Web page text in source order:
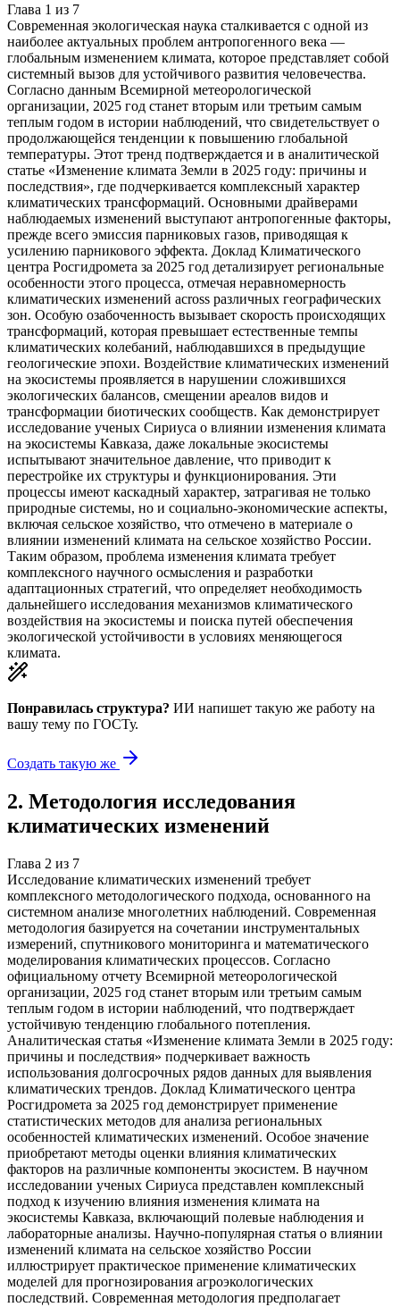
Глава 1 из 7
Современная экологическая наука сталкивается с одной из
наиболее актуальных проблем антропогенного века —
глобальным изменением климата, которое представляет собой
системный вызов для устойчивого развития человечества.
Согласно данным Всемирной метеорологической
организации, 2025 год станет вторым или третьим самым
теплым годом в истории наблюдений, что свидетельствует о
продолжающейся тенденции к повышению глобальной
температуры. Этот тренд подтверждается и в аналитической
статье «Изменение климата Земли в 2025 году: причины и
последствия», где подчеркивается комплексный характер
климатических трансформаций. Основными драйверами
наблюдаемых изменений выступают антропогенные факторы,
прежде всего эмиссия парниковых газов, приводящая к
усилению парникового эффекта. Доклад Климатического
центра Росгидромета за 2025 год детализирует региональные
особенности этого процесса, отмечая неравномерность
климатических изменений across различных географических
зон. Особую озабоченность вызывает скорость происходящих
трансформаций, которая превышает естественные темпы
климатических колебаний, наблюдавшихся в предыдущие
геологические эпохи. Воздействие климатических изменений
на экосистемы проявляется в нарушении сложившихся
экологических балансов, смещении ареалов видов и
трансформации биотических сообществ. Как демонстрирует
исследование ученых Сириуса о влиянии изменения климата
на экосистемы Кавказа, даже локальные экосистемы
испытывают значительное давление, что приводит к
перестройке их структуры и функционирования. Эти
процессы имеют каскадный характер, затрагивая не только
природные системы, но и социально-экономические аспекты,
включая сельское хозяйство, что отмечено в материале о
влиянии изменений климата на сельское хозяйство России.
Таким образом, проблема изменения климата требует
комплексного научного осмысления и разработки
адаптационных стратегий, что определяет необходимость
дальнейшего исследования механизмов климатического
воздействия на экосистемы и поиска путей обеспечения
экологической устойчивости в условиях меняющегося
климата.
Понравилась структура? ИИ напишет такую же работу на
вашу тему по ГОСТу.
Создать такую же
2. Методология исследования
климатических изменений
Глава 2 из 7
Исследование климатических изменений требует
комплексного методологического подхода, основанного на
системном анализе многолетних наблюдений. Современная
методология базируется на сочетании инструментальных
измерений, спутникового мониторинга и математического
моделирования климатических процессов. Согласно
официальному отчету Всемирной метеорологической
организации, 2025 год станет вторым или третьим самым
теплым годом в истории наблюдений, что подтверждает
устойчивую тенденцию глобального потепления.
Аналитическая статья «Изменение климата Земли в 2025 году:
причины и последствия» подчеркивает важность
использования долгосрочных рядов данных для выявления
климатических трендов. Доклад Климатического центра
Росгидромета за 2025 год демонстрирует применение
статистических методов для анализа региональных
особенностей климатических изменений. Особое значение
приобретают методы оценки влияния климатических
факторов на различные компоненты экосистем. В научном
исследовании ученых Сириуса представлен комплексный
подход к изучению влияния изменения климата на
экосистемы Кавказа, включающий полевые наблюдения и
лабораторные анализы. Научно-популярная статья о влиянии
изменений климата на сельское хозяйство России
иллюстрирует практическое применение климатических
моделей для прогнозирования агроэкологических
последствий. Современная методология предполагает